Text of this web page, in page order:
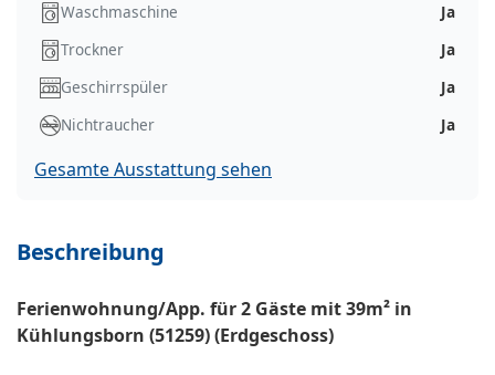
Waschmaschine
Ja
Trockner
Ja
Geschirrspüler
Ja
Nichtraucher
Ja
Gesamte Ausstattung sehen
Beschreibung
Ferienwohnung/App. für 2 Gäste mit 39m² in
Kühlungsborn (51259) (Erdgeschoss)